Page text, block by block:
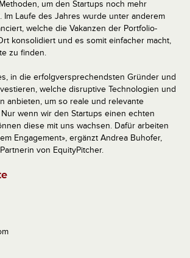
um den Startups noch mehr
Im Laufe des Jahres wurde unter anderem
welche die Vakanzen der Portfolio-
konsolidiert und es somit einfacher macht,
zu finden.
in die erfolgversprechendsten Gründer und
welche disruptive Technologien und
anbieten, um so reale und relevante
wenn wir den Startups einen echten
diese mit uns wachsen. Dafür arbeiten
Engagement», ergänzt Andrea Buhofer,
von EquityPitcher.